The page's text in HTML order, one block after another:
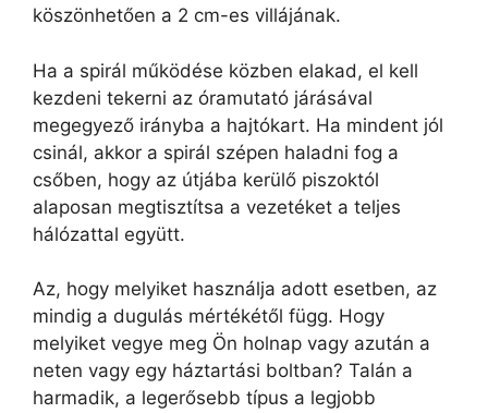
köszönhetően a 2 cm-es villájának.
Ha a spirál működése közben elakad, el kell
kezdeni tekerni az óramutató járásával
megegyező irányba a hajtókart. Ha mindent jól
csinál, akkor a spirál szépen haladni fog a
csőben, hogy az útjába kerülő piszoktól
alaposan megtisztítsa a vezetéket a teljes
hálózattal együtt.
Az, hogy melyiket használja adott esetben, az
mindig a dugulás mértékétől függ. Hogy
melyiket vegye meg Ön holnap vagy azután a
neten vagy egy háztartási boltban? Talán a
harmadik, a legerősebb típus a legjobb